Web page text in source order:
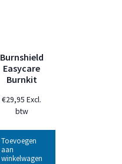
Burnshield
Easycare
Burnkit
€29,95 Excl.
btw
Toevoegen
aan
winkelwagen